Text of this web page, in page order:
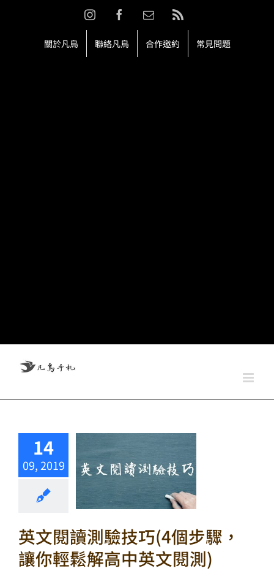
InstagramFacebookEmail:Rss
關於凡鳥 聯絡凡鳥 合作邀約 常見問題
14
09, 2019
英文閱讀測驗技巧(4個步驟，
讓你輕鬆解高中英文閱測)